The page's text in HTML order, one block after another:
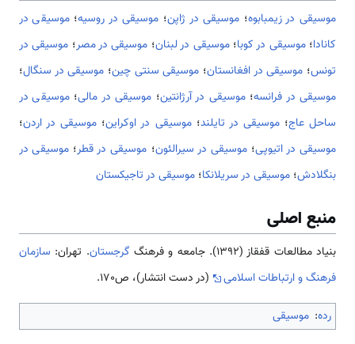
موسیقی در زیمبابوه؛ موسیقی در ژاپن؛ موسیقی در روسیه؛موسیقی در
کانادا؛موسیقی در کوبا؛موسیقی در لبنان؛ موسیقی در مصر؛ موسیقی در
تونس؛ موسیقی در افغانستان؛ موسیقی سنتی چین؛ موسیقی در سنگال؛
موسیقی در فرانسه؛موسیقی در آرژانتین؛ موسیقی در مالی؛موسیقی در
ساحل عاج؛موسیقی در تایلند؛موسیقی در اوکراین؛ موسیقی در اردن؛
موسیقی در اتیوپی؛موسیقی در سیرالئون؛ موسیقی در قطر؛ موسیقی در
بنگلادش؛ موسیقی در سریلانکا؛ موسیقی در تاجیکستان
منبع اصلی
بنیاد مطالعات قفقاز (۱۳۹۲). جامعه و فرهنگ گرجستان. تهران: سازمان
فرهنگ و ارتباطات اسلامی
(در دست انتشار)، ص170.
رده: موسیقی